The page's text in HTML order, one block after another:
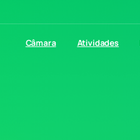
Câmara Atividades